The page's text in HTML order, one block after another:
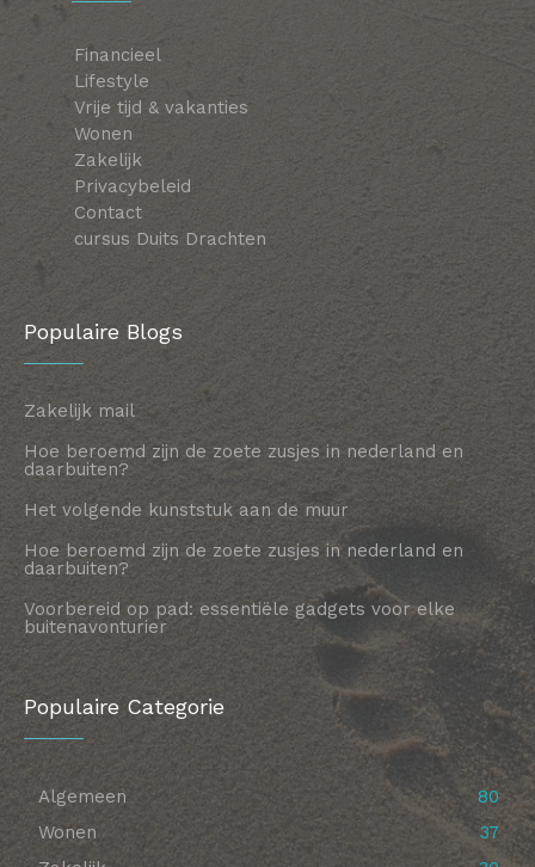
Financieel
Lifestyle
Vrije tijd & vakanties
Wonen
Zakelijk
Privacybeleid
Contact
cursus Duits Drachten
Populaire Blogs
Zakelijk mail
Hoe beroemd zijn de zoete zusjes in nederland en
daarbuiten?
Het volgende kunststuk aan de muur
Hoe beroemd zijn de zoete zusjes in nederland en
daarbuiten?
Voorbereid op pad: essentiële gadgets voor elke
buitenavonturier
Populaire Categorie
Algemeen
80
Wonen
37